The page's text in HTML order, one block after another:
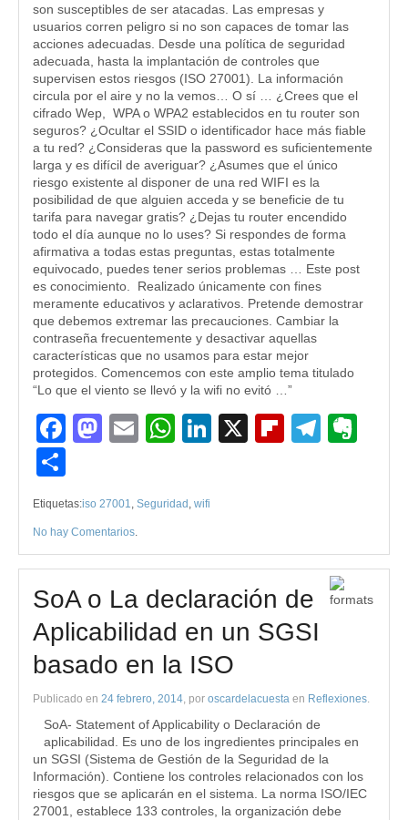
son susceptibles de ser atacadas. Las empresas y
usuarios corren peligro si no son capaces de tomar las
acciones adecuadas. Desde una política de seguridad
adecuada, hasta la implantación de controles que
supervisen estos riesgos (ISO 27001). La información
circula por el aire y no la vemos… O sí … ¿Crees que el
cifrado Wep, WPA o WPA2 establecidos en tu router son
seguros? ¿Ocultar el SSID o identificador hace más fiable
a tu red? ¿Consideras que la password es suficientemente
larga y es difícil de averiguar? ¿Asumes que el único
riesgo existente al disponer de una red WIFI es la
posibilidad de que alguien acceda y se beneficie de tu
tarifa para navegar gratis? ¿Dejas tu router encendido
todo el día aunque no lo uses? Si respondes de forma
afirmativa a todas estas preguntas, estas totalmente
equivocado, puedes tener serios problemas … Este post
es conocimiento. Realizado únicamente con fines
meramente educativos y aclarativos. Pretende demostrar
que debemos extremar las precauciones. Cambiar la
contraseña frecuentemente y desactivar aquellas
características que no usamos para estar mejor
protegidos. Comencemos con este amplio tema titulado
“Lo que el viento se llevó y la wifi no evitó …”
Facebook
Mastodon
EmailWhatsApp
LinkedIn
X Flipboard
Etiquetas:iso 27001, Seguridad , wifi
No hay Comentarios.
SoA o La declaración de
Aplicabilidad en un SGSI
basado en la ISO
Publicado en 24 febrero, 2014, por oscardelacuesta en Reflexiones.
SoA- Statement of Applicability o Declaración de
aplicabilidad. Es uno de los ingredientes principales en
un SGSI (Sistema de Gestión de la Seguridad de la
Información). Contiene los controles relacionados con los
riesgos que se aplicarán en el sistema. La norma ISO/IEC
27001, establece 133 controles, la organización debe